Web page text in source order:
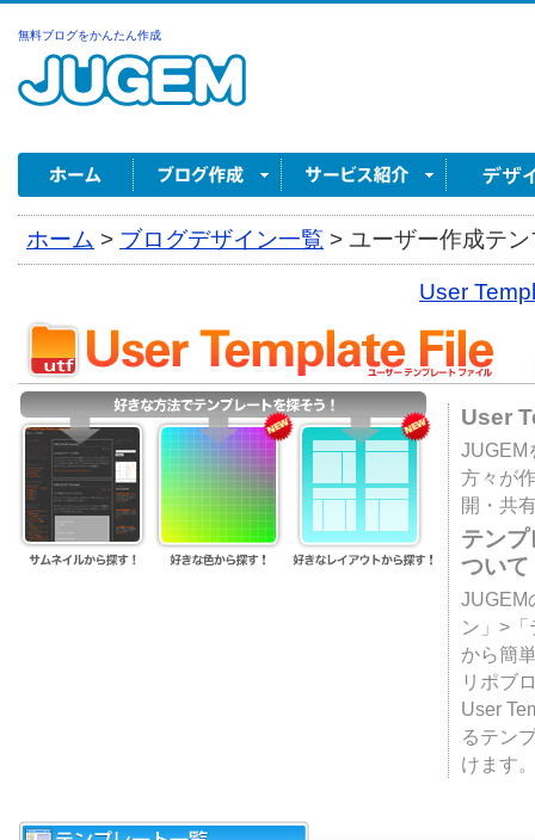
無料ブログをかんたん作成
ホーム > ブログデザイン一覧 > ユーザー作成テ
User
User
JUGEM
方々が
開・共
テン
ついて
JUGEM
ン」>
から簡
リポブ
User
るテン
けます